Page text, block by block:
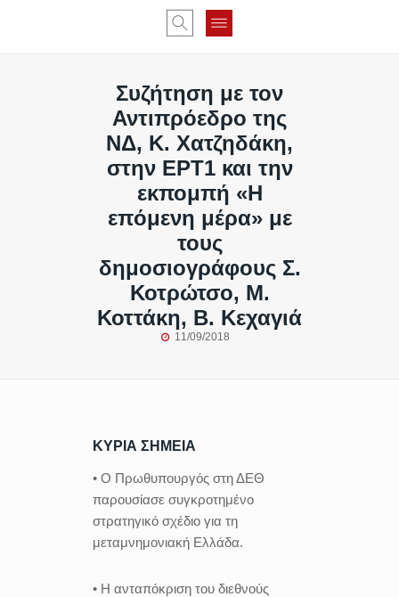
Συζήτηση με τον
Αντιπρόεδρο της
ΝΔ, Κ. Χατζηδάκη,
στην ΕΡΤ1 και την
εκπομπή «Η
επόμενη μέρα» με
τους
δημοσιογράφους Σ.
Κοτρώτσο, Μ.
Κοττάκη, Β. Κεχαγιά
11/09/2018
ΚΥΡΙΑ ΣΗΜΕΙΑ
• Ο Πρωθυπουργός στη ΔΕΘ
παρουσίασε συγκροτημένο
στρατηγικό σχέδιο για τη
μεταμνημονιακή Ελλάδα.
• Η ανταπόκριση του διεθνούς